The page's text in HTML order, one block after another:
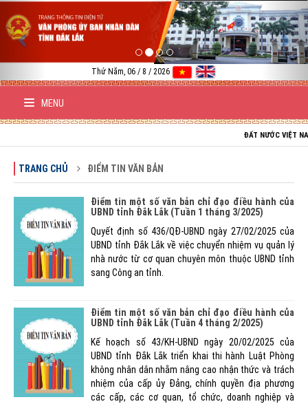
Thứ Năm, 06 / 8 / 2026
MENU
ĐẤT NƯỚC VIỆT NAM
TRANG CHỦ ĐIỂM TIN VĂN BẢN
Điểm tin một số văn bản chỉ đạo điều hành của
UBND tỉnh Đắk Lắk (Tuần 1 tháng 3/2025)
Quyết định số 436/QĐ-UBND ngày 27/02/2025 của
UBND tỉnh Đắk Lắk về việc chuyển nhiệm vụ quản lý
nhà nước từ cơ quan chuyên môn thuộc UBND tỉnh
sang Công an tỉnh.
Điểm tin một số văn bản chỉ đạo điều hành của
UBND tỉnh Đắk Lắk (Tuần 4 tháng 2/2025)
Kế hoạch số 43/KH-UBND ngày 20/02/2025 của
UBND tỉnh Đắk Lắk triển khai thi hành Luật Phòng
không nhân dân nhằm nâng cao nhận thức và trách
nhiệm của cấp ủy Đảng, chính quyền địa phương
các cấp, các cơ quan, tổ chức, doanh nghiệp và